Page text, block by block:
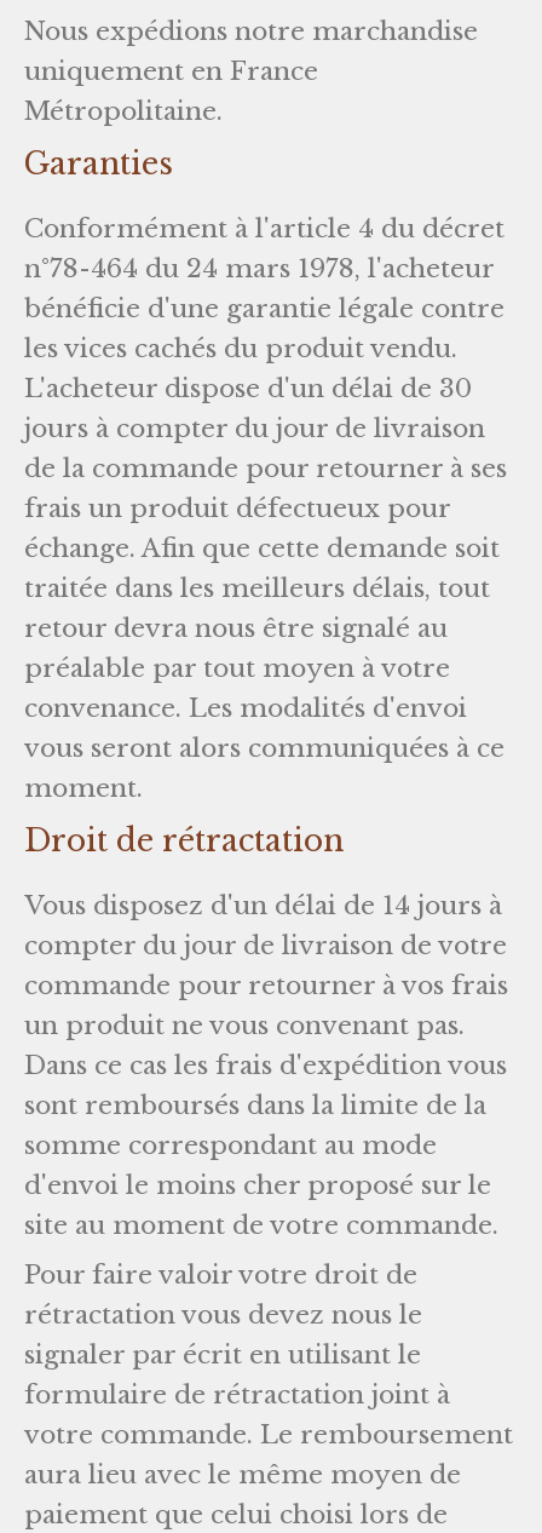
Nous expédions notre marchandise
uniquement en France
Métropolitaine.
Garanties
Conformément à l'article 4 du décret
n°78-464 du 24 mars 1978, l'acheteur
bénéficie d'une garantie légale contre
les vices cachés du produit vendu.
L'acheteur dispose d'un délai de 30
jours à compter du jour de livraison
de la commande pour retourner à ses
frais un produit défectueux pour
échange. Afin que cette demande soit
traitée dans les meilleurs délais, tout
retour devra nous être signalé au
préalable par tout moyen à votre
convenance. Les modalités d'envoi
vous seront alors communiquées à ce
moment.
Droit de rétractation
Vous disposez d'un délai de 14 jours à
compter du jour de livraison de votre
commande pour retourner à vos frais
un produit ne vous convenant pas.
Dans ce cas les frais d'expédition vous
sont remboursés dans la limite de la
somme correspondant au mode
d'envoi le moins cher proposé sur le
site au moment de votre commande.
Pour faire valoir votre droit de
rétractation vous devez nous le
signaler par écrit en utilisant le
formulaire de rétractation joint à
votre commande. Le remboursement
aura lieu avec le même moyen de
paiement que celui choisi lors de